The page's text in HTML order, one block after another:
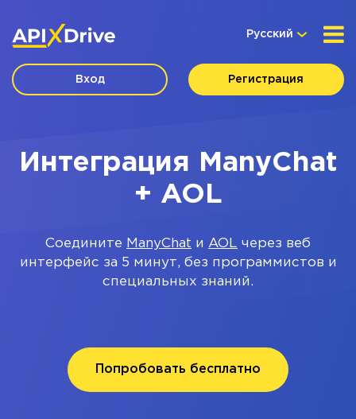
Русский
Вход Регистрация
Интеграция ManyChat
+ AOL
Соедините ManyChat и AOL через веб
интерфейс за 5 минут, без программистов и
специальных знаний.
Попробовать бесплатно